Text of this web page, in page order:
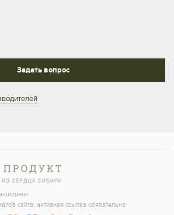
Задать вопрос
сайта, активная ссылка обязательна